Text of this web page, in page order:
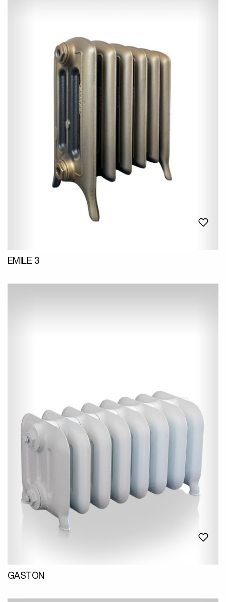
EMILE 3
GASTON